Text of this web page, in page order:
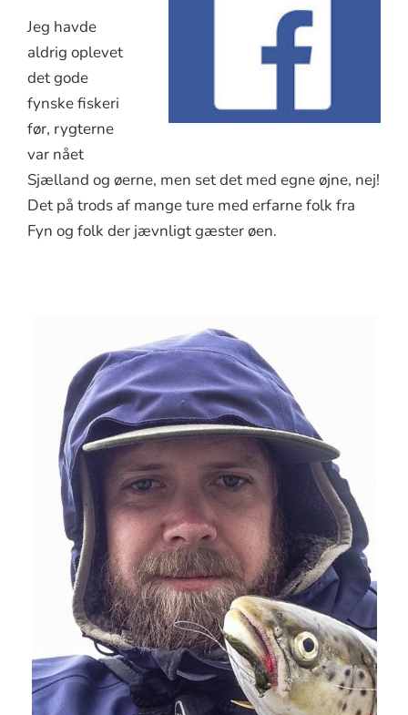
Jeg havde
aldrig oplevet
det gode
fynske fiskeri
før, rygterne
var nået
Sjælland og øerne, men set det med egne øjne, nej!
Det på trods af mange ture med erfarne folk fra
Fyn og folk der jævnligt gæster øen.